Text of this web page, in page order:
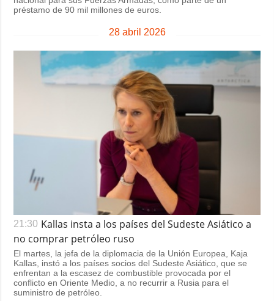
préstamo de 90 mil millones de euros.
28 abril 2026
21:30 Kallas insta a los países del Sudeste Asiático a
no comprar petróleo ruso
El martes, la jefa de la diplomacia de la Unión Europea, Kaja
Kallas, instó a los países socios del Sudeste Asiático, que se
enfrentan a la escasez de combustible provocada por el
conflicto en Oriente Medio, a no recurrir a Rusia para el
suministro de petróleo.